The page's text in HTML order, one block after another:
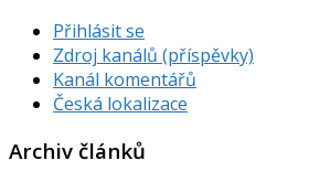
Přihlásit se
Zdroj kanálů (příspěvky)
Kanál komentářů
Česká lokalizace
Archiv článků